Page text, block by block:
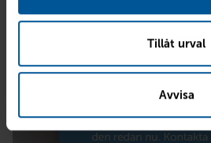
Tillåt urval
Avvisa